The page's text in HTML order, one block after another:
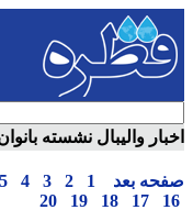
والیبال نشسته بانوان
بعد 1
2
3
4
5
6
17
18
19
20